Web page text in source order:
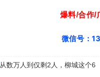
爆料/合作/
微信号：
从数万人到仅剩2人，柳城这个6